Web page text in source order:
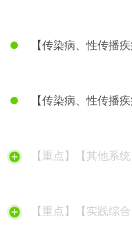
【传染病、性传播
【传染病、性传播
【重点】【其他系
【重点】【实践综